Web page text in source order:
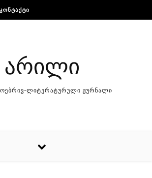
ᲙᲝᲜᲢᲐᲥᲢᲘ
არილი
ლიტერატურული ჟურნალი